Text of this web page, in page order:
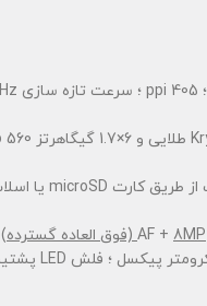
8MP (فوق العاده گسترده)